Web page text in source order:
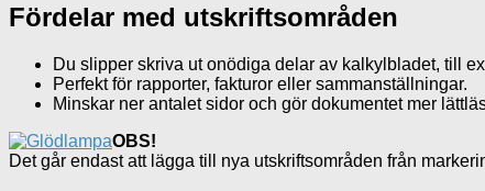
Fördelar med utskriftsområden
Du slipper skriva ut onödiga delar av kalkylbladet, till
Perfekt för rapporter, fakturor eller sammanställningar.
Minskar ner antalet sidor och gör dokumentet mer
OBS!
Det går endast att lägga till nya utskriftsområden från